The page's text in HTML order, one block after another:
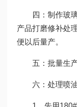
四：制作玻璃
产品打磨修补处
便以后量产。
五：批量生产
六：处理喷